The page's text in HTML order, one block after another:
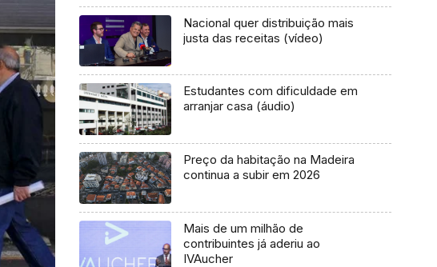
Nacional quer distribuição mais
justa das receitas (vídeo)
Estudantes com dificuldade em
arranjar casa (áudio)
Preço da habitação na Madeira
continua a subir em 2026
Mais de um milhão de
contribuintes já aderiu ao
IVAucher